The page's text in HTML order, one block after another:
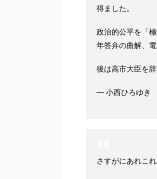
得ました。
政治的公平を「
年答弁の曲解、
後は高市大臣を
— 小西ひろゆき
さすがにあれこ